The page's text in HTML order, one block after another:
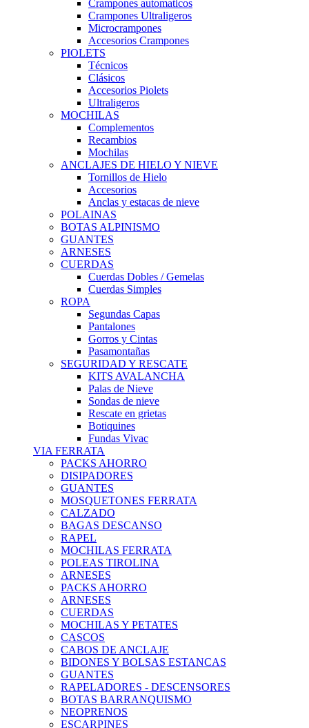
Crampones automaticos
Crampones Ultraligeros
Microcrampones
Accesorios Crampones
PIOLETS
Técnicos
Clásicos
Accesorios Piolets
Ultraligeros
MOCHILAS
Complementos
Recambios
Mochilas
ANCLAJES DE HIELO Y NIEVE
Tornillos de Hielo
Accesorios
Anclas y estacas de nieve
POLAINAS
BOTAS ALPINISMO
GUANTES
ARNESES
CUERDAS
Cuerdas Dobles / Gemelas
Cuerdas Simples
ROPA
Segundas Capas
Pantalones
Gorros y Cintas
Pasamontañas
SEGURIDAD Y RESCATE
KITS AVALANCHA
Palas de Nieve
Sondas de nieve
Rescate en grietas
Botiquines
Fundas Vivac
VIA FERRATA
PACKS AHORRO
DISIPADORES
GUANTES
MOSQUETONES FERRATA
CALZADO
BAGAS DESCANSO
RAPEL
MOCHILAS FERRATA
POLEAS TIROLINA
ARNESES
PACKS AHORRO
ARNESES
CUERDAS
MOCHILAS Y PETATES
CASCOS
CABOS DE ANCLAJE
BIDONES Y BOLSAS ESTANCAS
GUANTES
RAPELADORES - DESCENSORES
BOTAS BARRANQUISMO
NEOPRENOS
ESCARPINES